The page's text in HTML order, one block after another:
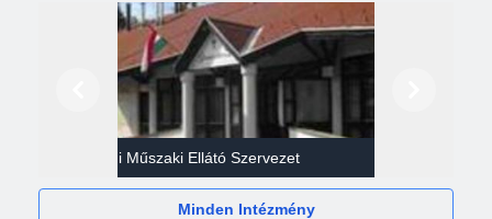
Gazdasági Műszaki Ellátó Szervezet
Minden Intézmény